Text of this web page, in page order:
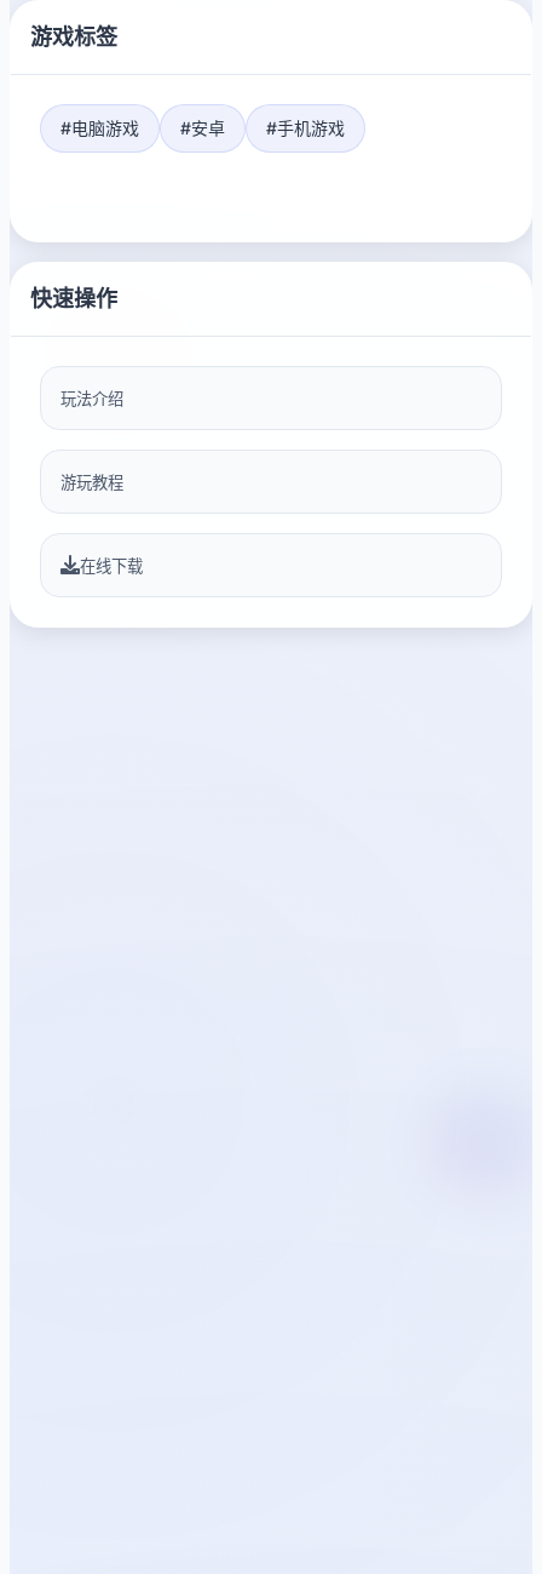
游戏标签
#电脑游戏 #安卓 #手机游戏
快速操作
玩法介绍
游玩教程
在线下载